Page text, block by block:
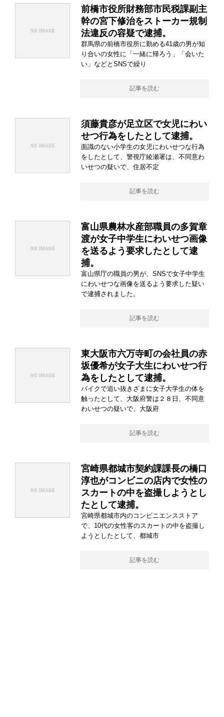
前橋市役所財務部市民税課副主
幹の宮下修治をストーカー規制
法違反の容疑で逮捕。
群馬県の前橋市役所に勤める41歳の男が知
り合いの女性に「一緒に帰ろう」「会いた
い」などとSNSで繰り
記事を読む
須藤貴彦が足立区で女児にわい
せつ行為をしたとして逮捕。
面識のない小学生の女児にわいせつな行為
をしたとして、警視庁綾瀬署は、不同意わ
いせつの疑いで、住居不定
記事を読む
富山県農林水産部職員の多賀章
渡が女子中学生にわいせつ画像
を送るよう要求したとして逮
捕。
富山県庁の職員の男が、SNSで女子中学生
にわいせつな画像を送るよう要求した疑い
で逮捕されました。
記事を読む
東大阪市六万寺町の会社員の赤
坂優希が女子大生にわいせつ行
為をしたとして逮捕。
バイクで追い抜きざまに女子大学生の体を
触ったとして、大阪府警は２８日、不同意
わいせつの疑いで、大阪府
記事を読む
宮崎県都城市契約課課長の橋口
淳也がコンビニの店内で女性の
スカートの中を盗撮しようとし
たとして逮捕。
宮崎県都城市内のコンビニエンスストア
で、10代の女性客のスカートの中を盗撮し
ようとしたとして、都城市
記事を読む